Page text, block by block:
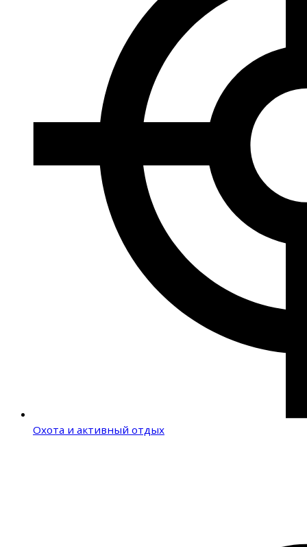
Охота и активный отдых